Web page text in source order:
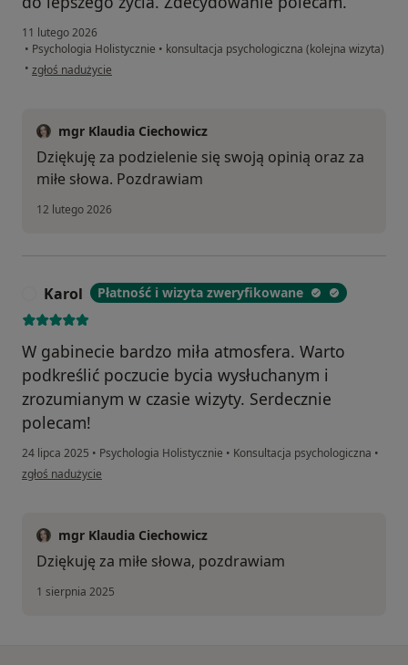
11 lutego 2026
• Psychologia Holistycznie • konsultacja psychologiczna (kolejna wizyta)
• w opinii użytkownika M.
zgłoś nadużycie
mgr Klaudia Ciechowicz
Dziękuję za podzielenie się swoją opinią oraz za
miłe słowa. Pozdrawiam
12 lutego 2026
Karol Płatność i wizyta zweryfikowane
W gabinecie bardzo miła atmosfera. Warto
podkreślić poczucie bycia wysłuchanym i
zrozumianym w czasie wizyty. Serdecznie
polecam!
24 lipca 2025 • Psychologia Holistycznie • Konsultacja psychologiczna •
w opinii użytkownika Karol
zgłoś nadużycie
mgr Klaudia Ciechowicz
Dziękuję za miłe słowa, pozdrawiam
1 sierpnia 2025